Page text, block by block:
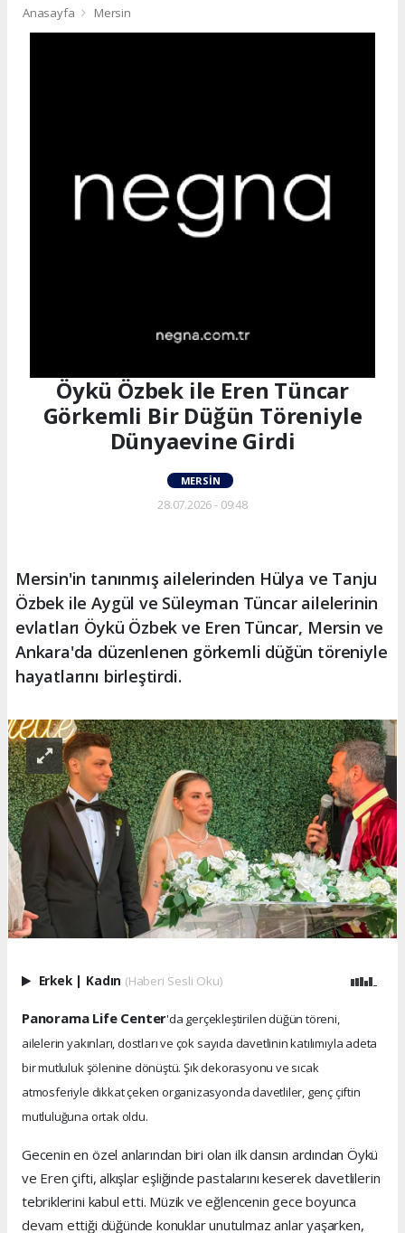
Anasayfa Mersin
Öykü Özbek ile Eren Tüncar
Görkemli Bir Düğün Töreniyle
Dünyaevine Girdi
MERSIN
28.07.2026 - 09:48
Mersin'in tanınmış ailelerinden Hülya ve Tanju
Özbek ile Aygül ve Süleyman Tüncar ailelerinin
evlatları Öykü Özbek ve Eren Tüncar, Mersin ve
Ankara'da düzenlenen görkemli düğün töreniyle
hayatlarını birleştirdi.
Erkek | Kadın (Haberi Sesli Oku)
Panorama Life Center'da gerçekleştirilen düğün töreni,
ailelerin yakınları, dostları ve çok sayıda davetlinin katılımıyla adeta
bir mutluluk şölenine dönüştü. Şık dekorasyonu ve sıcak
atmosferiyle dikkat çeken organizasyonda davetliler, genç çiftin
mutluluğuna ortak oldu.
Gecenin en özel anlarından biri olan ilk dansın ardından Öykü
ve Eren çifti, alkışlar eşliğinde pastalarını keserek davetlilerin
tebriklerini kabul etti. Müzik ve eğlencenin gece boyunca
devam ettiği düğünde konuklar unutulmaz anlar yaşarken,